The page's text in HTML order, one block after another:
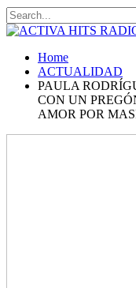
Home
ACTUALIDAD
PAULA
CON UN
AMOR POR